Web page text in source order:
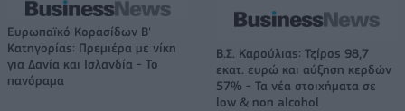
Ευρωπαϊκό Κορασίδων Β'
Κατηγορίας: Πρεμιέρα με νίκη
για Δανία και Ισλανδία - Το
πανόραμα
Β.Σ. Καρούλιας: Τζίρος 98,7
εκατ. ευρώ και αύξηση κερδών
57% - Τα νέα στοιχήματα σε
low & non alcohol